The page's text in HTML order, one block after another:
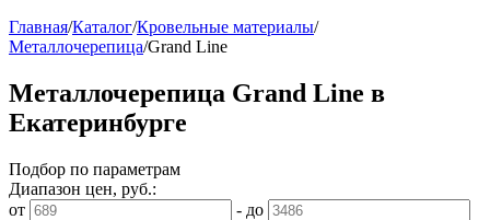
Главная/Каталог/Кровельные материалы/
Металлочерепица/Grand Line
Металлочерепица Grand Line в
Екатеринбурге
Подбор по параметрам
Диапазон цен, руб.:
от
- до